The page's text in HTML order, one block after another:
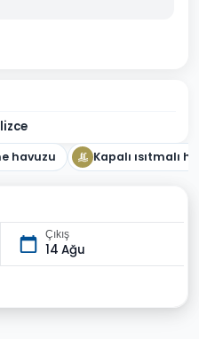
havuzu Kapalı ısıtmalı
Çıkış
14 Ağu